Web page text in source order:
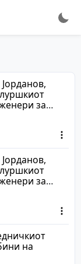
за
за
на